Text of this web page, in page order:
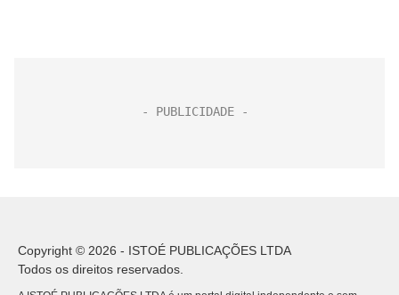
Copyright © 2026 - ISTOÉ PUBLICAÇÕES LTDA
Todos os direitos reservados.